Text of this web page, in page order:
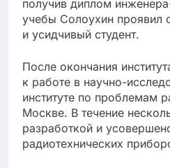
получив диплом
учебы Солоухин проявил
и усидчивый студент.
После окончания
к работе в научно-
институте по проблемам
Москве. В течение
разработкой и
радиотехнических